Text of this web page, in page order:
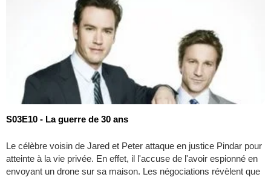
S03E10 - La guerre de 30 ans
Le célèbre voisin de Jared et Peter attaque en justice Pindar pour
atteinte à la vie privée. En effet, il l'accuse de l'avoir espionné en
envoyant un drone sur sa maison. Les négociations révèlent que